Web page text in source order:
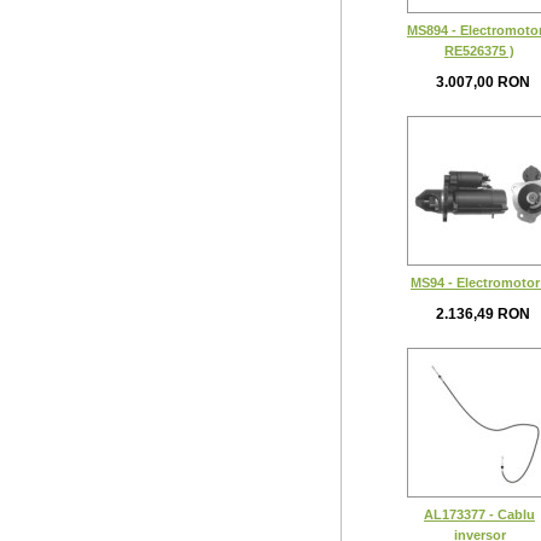
MS894 -
RE526375 )
3.007,00 RON
MS94 -
2.136,49 RON
AL173377 - Cablu
inversor